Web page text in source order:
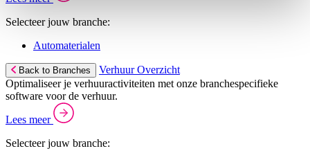
Selecteer jouw branche:
Automaterialen
Back to Branches
Verhuur Overzicht
Optimaliseer je verhuuractiviteiten met onze branchespecifieke
software voor de verhuur.
Lees meer
Selecteer jouw branche: